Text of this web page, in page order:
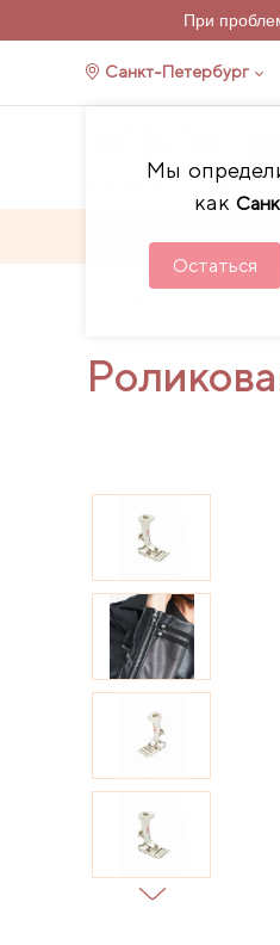
При
Санкт-Петербург
Мы
как
Остаться
Каталог